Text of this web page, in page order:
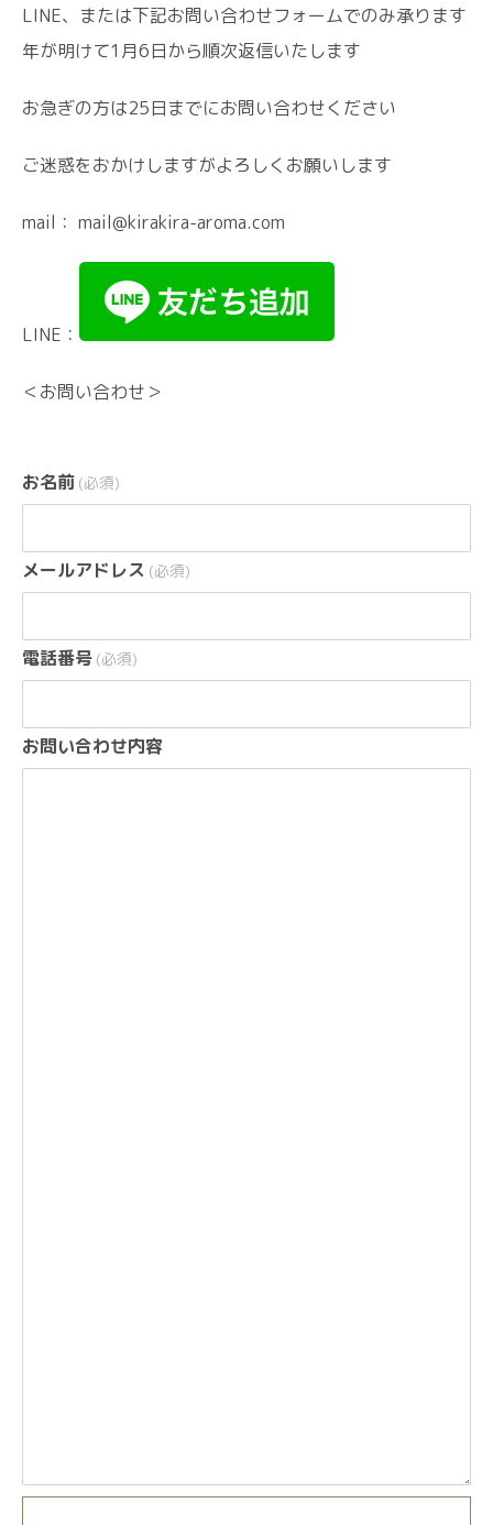
LINE、または下記お問い合わせフォームでのみ承ります
年が明けて1月6日から順次返信いたします
お急ぎの方は25日までにお問い合わせください
ご迷惑をおかけしますがよろしくお願いします
mail： mail@kirakira-aroma.com
LINE：
＜お問い合わせ＞
お名前 (必須)
メールアドレス (必須)
電話番号 (必須)
お問い合わせ内容